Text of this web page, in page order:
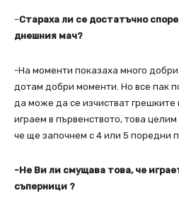
–Стараха ли се достатъчно
днешния мач?
-На моменти показаха много
дотам добри моменти. Но все пак
да може да се изчистват
играем в първенството, това
че ще започнем с 4 или 5 поредни
-Не Ви ли смущава това, че
съперници ?